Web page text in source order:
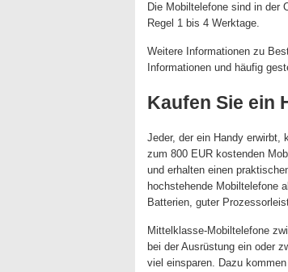
Die Mobiltelefone sind in der
Regel 1 bis 4 Werktage.
Weitere Informationen zu
Informationen und häufig
Kaufen Sie ein
Jeder, der ein Handy erwirbt,
zum 800 EUR kostenden
und erhalten einen
hochstehende Mobiltelefone
Batterien, guter
Mittelklasse-Mobiltelefone
bei der Ausrüstung ein oder
viel einsparen. Dazu